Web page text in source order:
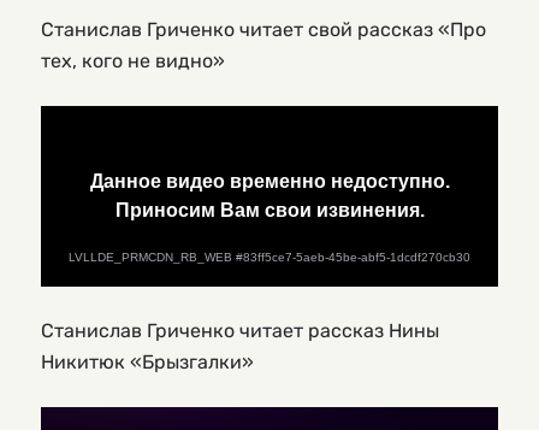
Станислав Гриченко читает свой рассказ «Про
тех, кого не видно»
Станислав Гриченко читает рассказ Нины
Никитюк «Брызгалки»